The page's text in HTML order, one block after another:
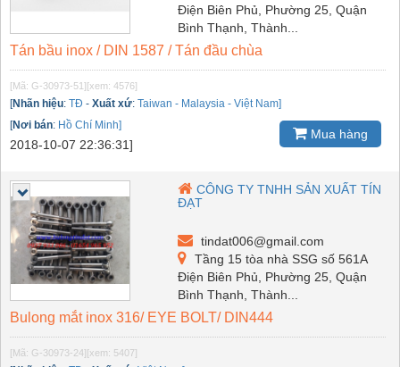
Điện Biên Phủ, Phường 25, Quận
Bình Thạnh, Thành...
Tán bầu inox / DIN 1587 / Tán đầu chùa
[Mã: G-30973-51][xem: 4576]
[Nhãn hiệu: TĐ - Xuất xứ: Taiwan - Malaysia - Việt Nam]
[Nơi bán: Hồ Chí Minh]
2018-10-07 22:36:31]
Mua hàng
CÔNG TY TNHH SẢN XUẤT TÍN
ĐẠT
tindat006@gmail.com
Tầng 15 tòa nhà SSG số 561A
Điện Biên Phủ, Phường 25, Quận
Bình Thạnh, Thành...
Bulong mắt inox 316/ EYE BOLT/ DIN444
[Mã: G-30973-24][xem: 5407]